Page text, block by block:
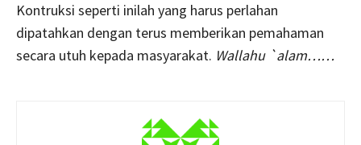
Kontruksi seperti inilah yang harus perlahan
dipatahkan dengan terus memberikan pemahaman
secara utuh kepada masyarakat. Wallahu `alam……